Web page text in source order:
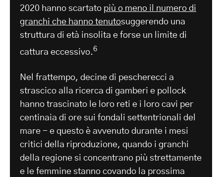
2020 hanno scartato più o meno il numero di
granchi che hanno tenutosuggerendo una
struttura di età insolita e forse un limite di
cattura eccessivo.6
Nel frattempo, decine di pescherecci a
strascico alla ricerca di gamberi e pollock
hanno trascinato le loro reti e i loro cavi per
centinaia di ore sui fondali settentrionali del
mare - e questo è avvenuto durante i mesi
critici della riproduzione, quando i granchi
della regione si concentrano più strettamente
e le femmine stanno covando la prossima